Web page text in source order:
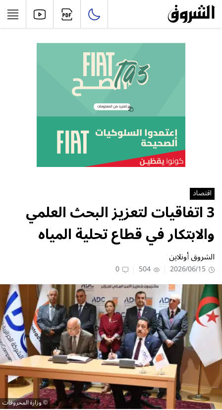
اقتصاد
3 اتفاقيات لتعزيز البحث العلمي
والابتكار في قطاع تحلية المياه
الشروق أونلاين
2026/06/15
504
0
وزارة المحروقات